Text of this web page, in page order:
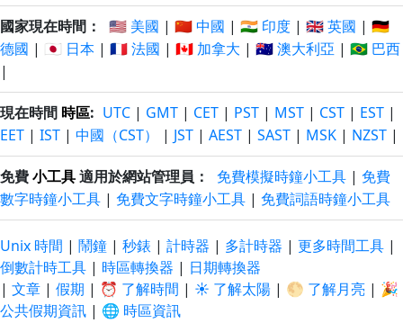
國家現在時間： 🇺🇸 美國 | 🇨🇳 中國 | 🇮🇳 印度 | 🇬🇧 英國 | 🇩🇪
德國 | 🇯🇵 日本 | 🇫🇷 法國 | 🇨🇦 加拿大 | 🇦🇺 澳大利亞 | 🇧🇷 巴西
|
現在時間 時區: UTC | GMT | CET | PST | MST | CST | EST |
EET | IST | 中國（CST） | JST | AEST | SAST | MSK | NZST |
免費小工具適用於網站管理員： 免費模擬時鐘小工具 | 免費
數字時鐘小工具 | 免費文字時鐘小工具 | 免費詞語時鐘小工具
Unix 時間 | 鬧鐘 | 秒錶 | 計時器 | 多計時器 | 更多時間工具 |
倒數計時工具 | 時區轉換器 | 日期轉換器
| 文章 | 假期 | ⏰ 了解時間 | ☀️ 了解太陽 | 🌕 了解月亮 | 🎉
公共假期資訊 | 🌐 時區資訊